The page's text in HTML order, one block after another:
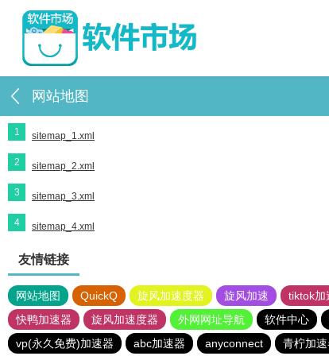
网站地图
1 sitemap_1.xml
2 sitemap_2.xml
3 sitemap_3.xml
4 sitemap_4.xml
友情链接
网站地图 QuickQ 旋风加速度器 旋风加速 tiktok加
快鸭加速器
旋风加速度器 外网网址导航 软件中心
vp(永久免费)加速器
abc加速器 anyconnect 青柠加速